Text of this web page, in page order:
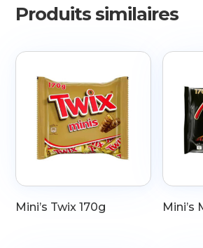
Produits similaires
Mini’s Twix 170g Mini’s